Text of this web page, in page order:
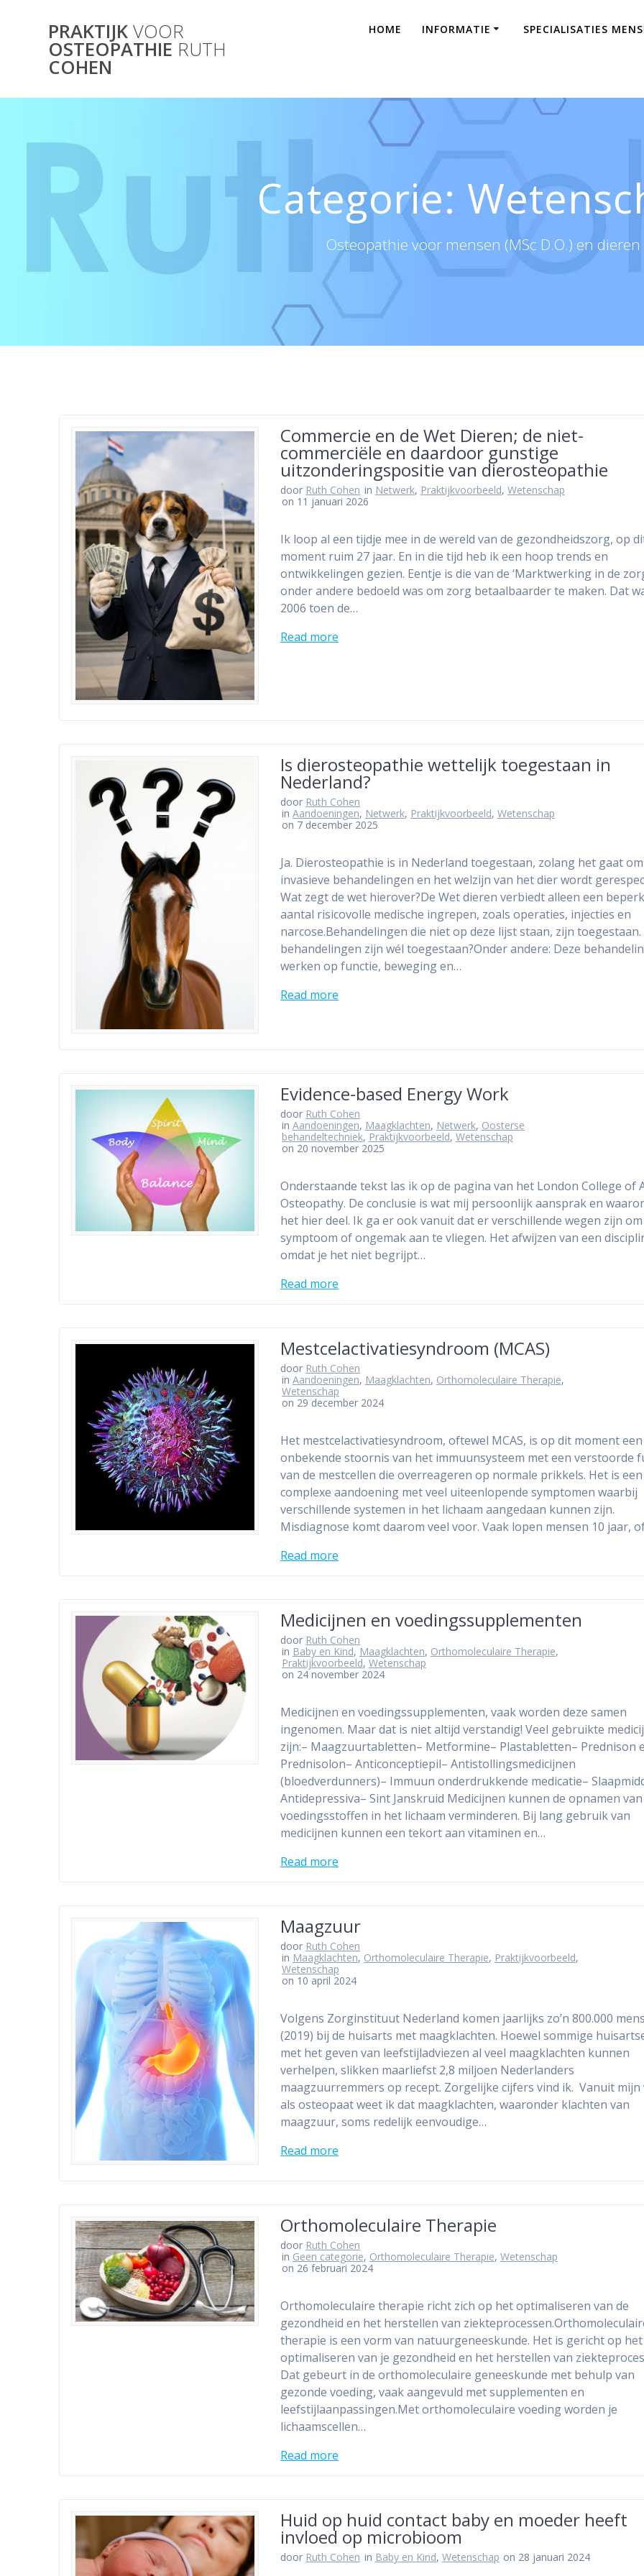
PRAKTIJK VOOR
OSTEOPATHIE RUTH
COHEN
HOME INFORMATIE SPECIALISATIES
Categorie:
Osteopathie voor mensen (MSc D.O.) en dieren
Commercie en de Wet Dieren; de niet-
commerciële en daardoor gunstige
uitzonderingspositie van dierosteopathie
door Ruth Cohen in Netwerk, Praktijkvoorbeeld, Wetenschap
on 11 januari 2026
Ik loop al een tijdje mee in de wereld van de gezondheidszorg, op
moment ruim 27 jaar. En in die tijd heb ik een hoop trends en
ontwikkelingen gezien. Eentje is die van de ‘Marktwerking in de
onder andere bedoeld was om zorg betaalbaarder te maken. Dat
2006 toen de…
Read more
Is dierosteopathie wettelijk toegestaan in
Nederland?
door Ruth Cohen
in Aandoeningen, Netwerk, Praktijkvoorbeeld, Wetenschap
on 7 december 2025
Ja. Dierosteopathie is in Nederland toegestaan, zolang het gaat
invasieve behandelingen en het welzijn van het dier wordt
Wat zegt de wet hierover?De Wet dieren verbiedt alleen een
aantal risicovolle medische ingrepen, zoals operaties, injecties en
narcose.Behandelingen die niet op deze lijst staan, zijn toegestaan.
behandelingen zijn wél toegestaan?Onder andere: Deze
werken op functie, beweging en…
Read more
Evidence-based Energy Work
door Ruth Cohen
in Aandoeningen, Maagklachten, Netwerk, Oosterse
behandeltechniek, Praktijkvoorbeeld, Wetenschap
on 20 november 2025
Onderstaande tekst las ik op de pagina van het London College of
Osteopathy. De conclusie is wat mij persoonlijk aansprak en
het hier deel. Ik ga er ook vanuit dat er verschillende wegen zijn
symptoom of ongemak aan te vliegen. Het afwijzen van een
omdat je het niet begrijpt…
Read more
Mestcelactivatiesyndroom (MCAS)
door Ruth Cohen
in Aandoeningen, Maagklachten, Orthomoleculaire Therapie,
Wetenschap
on 29 december 2024
Het mestcelactivatiesyndroom, oftewel MCAS, is op dit moment een
onbekende stoornis van het immuunsysteem met een verstoorde
van de mestcellen die overreageren op normale prikkels. Het is een
complexe aandoening met veel uiteenlopende symptomen waarbij
verschillende systemen in het lichaam aangedaan kunnen zijn.
Misdiagnose komt daarom veel voor. Vaak lopen mensen 10 jaar,
Read more
Medicijnen en voedingssupplementen
door Ruth Cohen
in Baby en Kind, Maagklachten, Orthomoleculaire Therapie,
Praktijkvoorbeeld, Wetenschap
on 24 november 2024
Medicijnen en voedingssupplementen, vaak worden deze samen
ingenomen. Maar dat is niet altijd verstandig! Veel gebruikte
zijn:– Maagzuurtabletten– Metformine– Plastabletten– Prednison
Prednisolon– Anticonceptiepil– Antistollingsmedicijnen
(bloedverdunners)– Immuun onderdrukkende medicatie–
Antidepressiva– Sint Janskruid Medicijnen kunnen de opnamen van
voedingsstoffen in het lichaam verminderen. Bij lang gebruik van
medicijnen kunnen een tekort aan vitaminen en…
Read more
Maagzuur
door Ruth Cohen
in Maagklachten, Orthomoleculaire Therapie, Praktijkvoorbeeld,
Wetenschap
on 10 april 2024
Volgens Zorginstituut Nederland komen jaarlijks zo’n 800.000
(2019) bij de huisarts met maagklachten. Hoewel sommige
met het geven van leefstijladviezen al veel maagklachten kunnen
verhelpen, slikken maarliefst 2,8 miljoen Nederlanders
maagzuurremmers op recept. Zorgelijke cijfers vind ik. Vanuit mijn
als osteopaat weet ik dat maagklachten, waaronder klachten van
maagzuur, soms redelijk eenvoudige…
Read more
Orthomoleculaire Therapie
door Ruth Cohen
in Geen categorie, Orthomoleculaire Therapie, Wetenschap
on 26 februari 2024
Orthomoleculaire therapie richt zich op het optimaliseren van de
gezondheid en het herstellen van
therapie is een vorm van natuurgeneeskunde. Het is gericht op het
optimaliseren van je gezondheid en het herstellen van
Dat gebeurt in de orthomoleculaire geneeskunde met behulp van
gezonde voeding, vaak aangevuld met supplementen en
leefstijlaanpassingen.Met orthomoleculaire voeding worden je
lichaamscellen…
Read more
Huid op huid contact baby en moeder heeft
invloed op microbioom
door Ruth Cohen in Baby en Kind, Wetenschap on 28 januari 2024